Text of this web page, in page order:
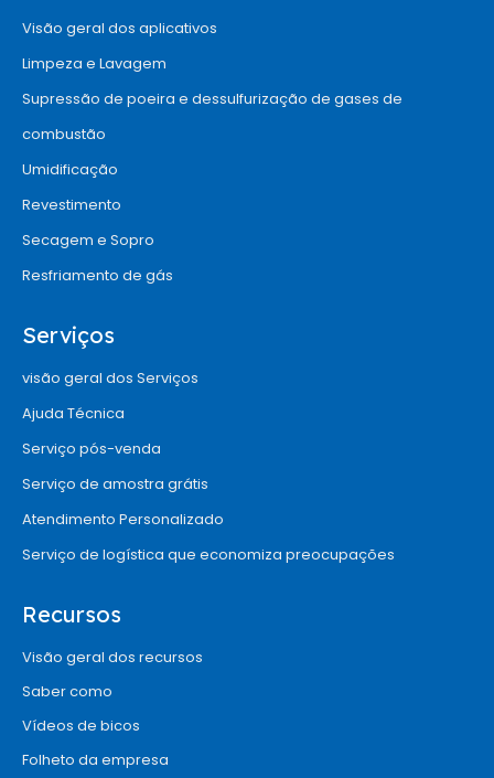
Visão geral dos aplicativos
Limpeza e Lavagem
Supressão de poeira e dessulfurização de gases de
combustão
Umidificação
Revestimento
Secagem e Sopro
Resfriamento de gás
Serviços
visão geral dos Serviços
Ajuda Técnica
Serviço pós-venda
Serviço de amostra grátis
Atendimento Personalizado
Serviço de logística que economiza preocupações
Recursos
Visão geral dos recursos
Saber como
Vídeos de bicos
Folheto da empresa